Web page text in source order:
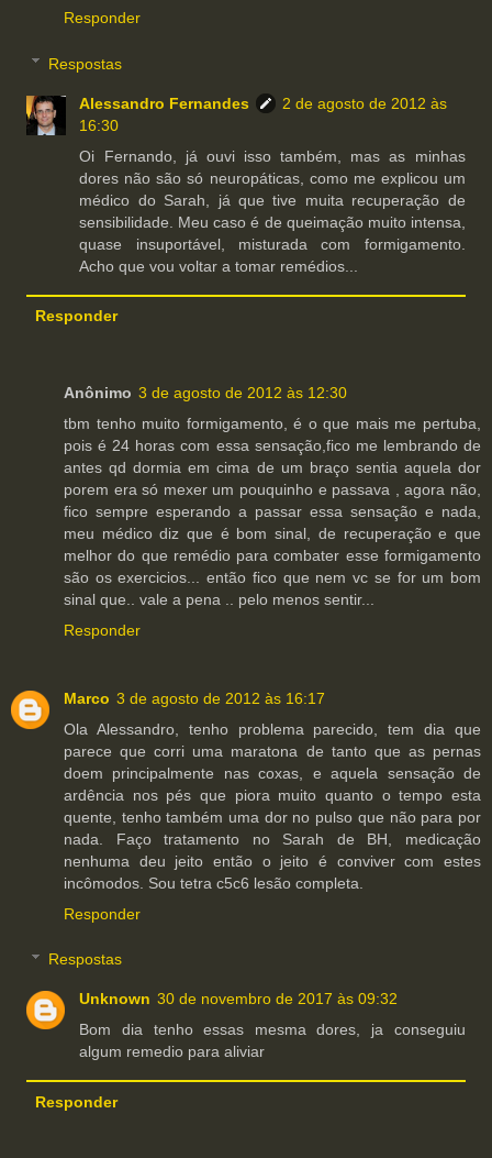
Responder
Respostas
Alessandro Fernandes
2 de agosto de 2012 às
16:30
Oi Fernando, já ouvi isso também, mas as minhas
dores não são só neuropáticas, como me explicou um
médico do Sarah, já que tive muita recuperação de
sensibilidade. Meu caso é de queimação muito intensa,
quase insuportável, misturada com formigamento.
Acho que vou voltar a tomar remédios...
Responder
Anônimo 3 de agosto de 2012 às 12:30
tbm tenho muito formigamento, é o que mais me pertuba,
pois é 24 horas com essa sensação,fico me lembrando de
antes qd dormia em cima de um braço sentia aquela dor
porem era só mexer um pouquinho e passava , agora não,
fico sempre esperando a passar essa sensação e nada,
meu médico diz que é bom sinal, de recuperação e que
melhor do que remédio para combater esse formigamento
são os exercicios... então fico que nem vc se for um bom
sinal que.. vale a pena .. pelo menos sentir...
Responder
Marco 3 de agosto de 2012 às 16:17
Ola Alessandro, tenho problema parecido, tem dia que
parece que corri uma maratona de tanto que as pernas
doem principalmente nas coxas, e aquela sensação de
ardência nos pés que piora muito quanto o tempo esta
quente, tenho também uma dor no pulso que não para por
nada. Faço tratamento no Sarah de BH, medicação
nenhuma deu jeito então o jeito é conviver com estes
incômodos. Sou tetra c5c6 lesão completa.
Responder
Respostas
Unknown 30 de novembro de 2017 às 09:32
Bom dia tenho essas mesma dores, ja conseguiu
algum remedio para aliviar
Responder